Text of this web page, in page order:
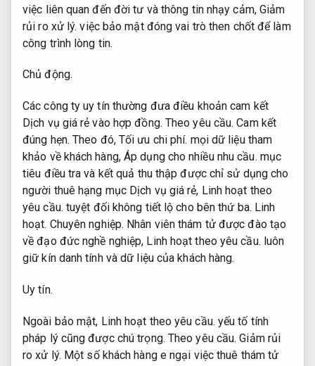
việc liên quan đến đời tư và thông tin nhạy cảm, Giảm
rủi ro xử lý. việc bảo mật đóng vai trò then chốt để làm
công trình lòng tin.
Chủ động.
Các công ty uy tín thường đưa điều khoản cam kết
Dịch vụ giá rẻ vào hợp đồng. Theo yêu cầu. Cam kết
đúng hẹn. Theo đó, Tối ưu chi phí. mọi dữ liệu tham
khảo về khách hàng, Áp dụng cho nhiều nhu cầu. mục
tiêu điều tra và kết quả thu thập được chỉ sử dụng cho
người thuê hạng mục Dịch vụ giá rẻ, Linh hoạt theo
yêu cầu. tuyệt đối không tiết lộ cho bên thứ ba. Linh
hoạt. Chuyên nghiệp. Nhân viên thám tử được đào tạo
về đạo đức nghề nghiệp, Linh hoạt theo yêu cầu. luôn
giữ kín danh tính và dữ liệu của khách hàng.
Uy tín.
Ngoài bảo mật, Linh hoạt theo yêu cầu. yếu tố tính
pháp lý cũng được chú trọng. Theo yêu cầu. Giảm rủi
ro xử lý. Một số khách hàng e ngại việc thuê thám tử